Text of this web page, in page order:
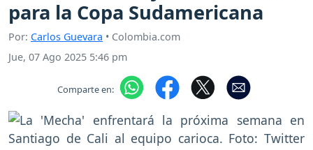
para la Copa Sudamericana
Por: Carlos Guevara • Colombia.com
Jue, 07 Ago 2025 5:46 pm
Comparte en: